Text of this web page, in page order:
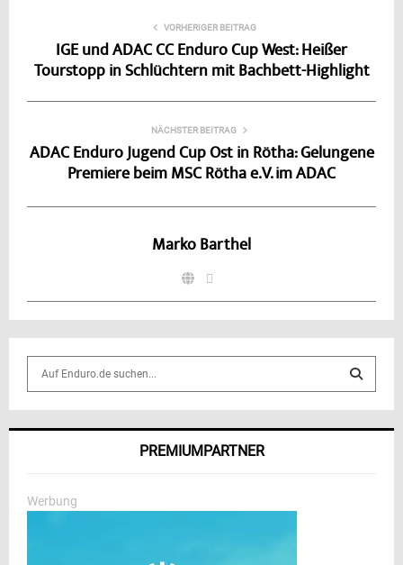
VORHERIGER BEITRAG
IGE und ADAC CC Enduro Cup West: Heißer
Tourstopp in Schlüchtern mit Bachbett-Highlight
NÄCHSTER BEITRAG
ADAC Enduro Jugend Cup Ost in Rötha: Gelungene
Premiere beim MSC Rötha e.V. im ADAC
Marko Barthel
o
S
PREMIUMPARTNER
Werbung